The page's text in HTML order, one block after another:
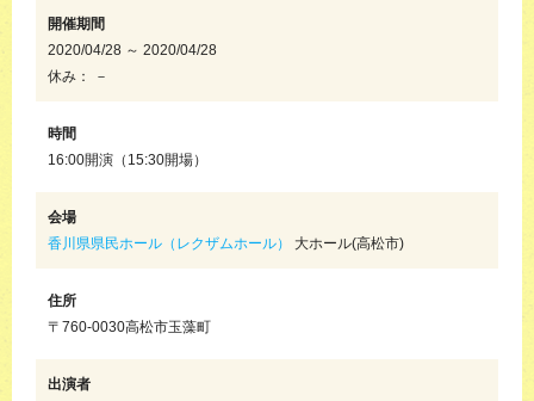
開催期間
2020/04/28 ～ 2020/04/28
休み： －
時間
16:00開演（15:30開場）
会場
香川県県民ホール（レクザムホール）
大ホール(高松市)
住所
〒760-0030高松市玉藻町
出演者